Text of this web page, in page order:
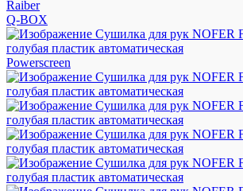
Raiber
Q-BOX
Powerscreen